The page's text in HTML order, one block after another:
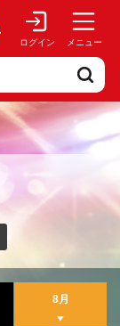
ログイン メニュー
8月